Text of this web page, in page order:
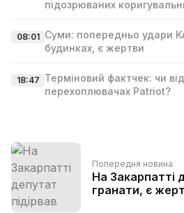
підозрюваних
08:01 Суми: попередньо удари
будинках, є жертви
18:47 Терміновий фактчек: чи
перехоплювачах Patriot?
Попередня новина
На Закарпатті
гранати, є